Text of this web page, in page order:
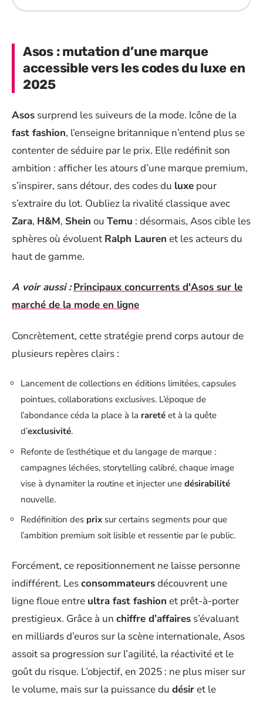
Asos : mutation d’une marque
accessible vers les codes du luxe en
2025
Asos surprend les suiveurs de la mode. Icône de la
fast fashion, l’enseigne britannique n’entend plus se
contenter de séduire par le prix. Elle redéfinit son
ambition : afficher les atours d’une marque premium,
s’inspirer, sans détour, des codes du luxe pour
s’extraire du lot. Oubliez la rivalité classique avec
Zara, H&M, Shein ou Temu : désormais, Asos cible les
sphères où évoluent Ralph Lauren et les acteurs du
haut de gamme.
A voir aussi : Principaux concurrents d'Asos sur le
marché de la mode en ligne
Concrètement, cette stratégie prend corps autour de
plusieurs repères clairs :
Lancement de collections en éditions limitées, capsules
pointues, collaborations exclusives. L’époque de
l’abondance céda la place à la rareté et à la quête
d’exclusivité.
Refonte de l’esthétique et du langage de marque :
campagnes léchées, storytelling calibré, chaque image
vise à dynamiter la routine et injecter une désirabilité
nouvelle.
Redéfinition des prix sur certains segments pour que
l’ambition premium soit lisible et ressentie par le public.
Forcément, ce repositionnement ne laisse personne
indifférent. Lesconsommateursdécouvrent une
ligne floue entre ultra fast fashion et prêt-à-porter
prestigieux. Grâce à un chiffre d’affaires s’évaluant
en milliards d’euros sur la scène internationale, Asos
assoit sa progression sur l’agilité, la réactivité et le
goût du risque. L’objectif, en 2025 : ne plus miser sur
le volume, mais sur la puissance du désiret le